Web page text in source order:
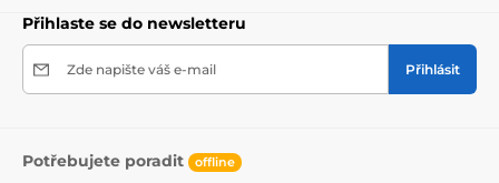
Přihlaste se do newsletteru
Zde napište váš e-mail Přihlásit
Potřebujete poradit offline